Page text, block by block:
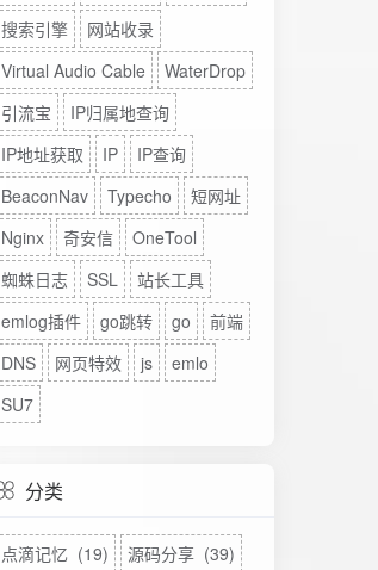
搜索引擎
网站收录
Virtual Audio Cable
WaterDrop
引流宝
IP归属地查询
IP地址获取
IP
IP查询
BeaconNav
Typecho
短网址
Nginx
奇安信
OneTool
蜘蛛日志
SSL
站长工具
emlog插件
go跳转 go
前端
DNS
网页特效 js
emlo
SU7
分类
点滴记忆 (19)
源码分享 (39)